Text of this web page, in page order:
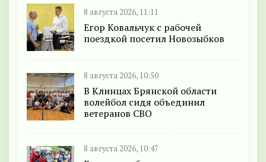
8 августа 2026, 11:11
Егор Ковальчук с рабочей
поездкой посетил Новозыбков
8 августа 2026, 10:50
В Клинцах Брянской области
волейбол сидя объединил
ветеранов СВО
8 августа 2026, 10:47